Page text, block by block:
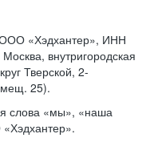
«Хэдхантер», ИНН
внутригородская
Тверской, 2-
25).
слова «мы», «наша